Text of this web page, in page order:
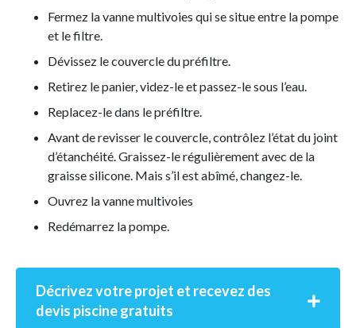
Fermez la vanne multivoies qui se situe entre la pompe
et le filtre.
Dévissez le couvercle du préfiltre.
Retirez le panier, videz-le et passez-le sous l’eau.
Replacez-le dans le préfiltre.
Avant de revisser le couvercle, contrôlez l’état du joint
d’étanchéité. Graissez-le régulièrement avec de la
graisse silicone. Mais s’il est abîmé, changez-le.
Ouvrez la vanne multivoies
Redémarrez la pompe.
Décrivez votre projet et recevez des
devis piscine gratuits